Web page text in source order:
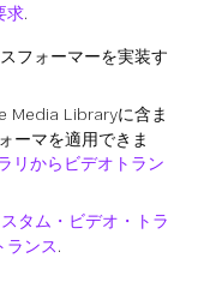
求.
フォーマーを実装す
Media Libraryに含ま
ーマを適用できま
リからビデオトラン
タム・ビデオ・トラ
ランス.